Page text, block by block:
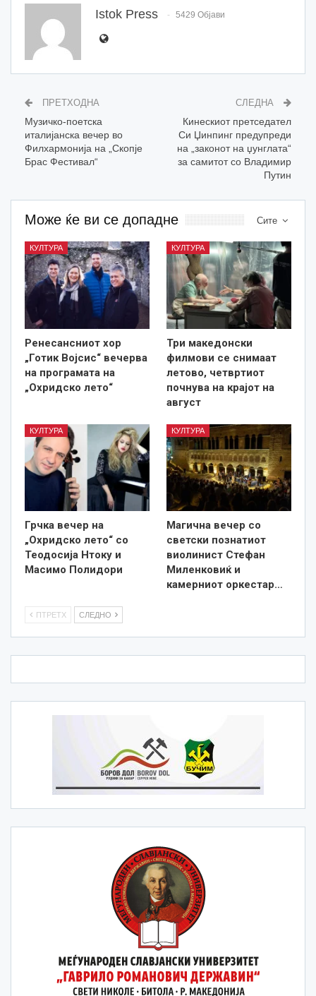
Istok Press 5429 Објави
ПРЕТХОДНА
Музичко-поетска
италијанска вечер во
Филхармонија на „Скопје
Брас Фестивал“
СЛЕДНА
Кинескиот претседател
Си Џинпинг предупреди
на „законот на џунглата“
за самитот со Владимир
Путин
Сите
Може ќе ви се допадне
КУЛТУРА
Ренесансниот хор
„Готик Војсис“ вечерва
на програмата на
„Охридско лето“
КУЛТУРА
Три македонски
филмови се снимаат
летово, четвртиот
почнува на крајот на
август
КУЛТУРА
Грчка вечер на
„Охридско лето“ со
Теодосија Нтоку и
Масимо Полидори
КУЛТУРА
Магична вечер со
светски познатиот
виолинист Стефан
Миленковиќ и
камерниот оркестар…
ПТРЕТХ СЛЕДНО